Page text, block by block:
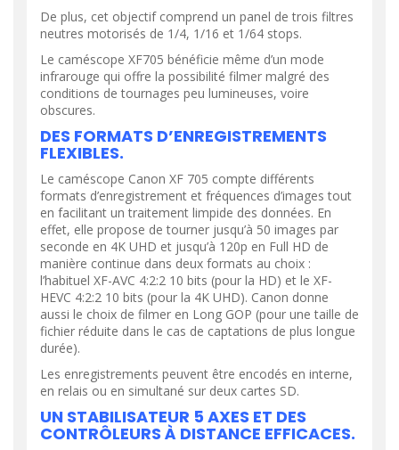
De plus, cet objectif comprend un panel de trois filtres
neutres motorisés de 1/4, 1/16 et 1/64 stops.
Le caméscope XF705 bénéficie même d’un mode
infrarouge qui offre la possibilité filmer malgré des
conditions de tournages peu lumineuses, voire
obscures.
DES FORMATS D’ENREGISTREMENTS
FLEXIBLES.
Le caméscope Canon XF 705 compte différents
formats d’enregistrement et fréquences d’images tout
en facilitant un traitement limpide des données. En
effet, elle propose de tourner jusqu’à 50 images par
seconde en 4K UHD et jusqu’à 120p en Full HD de
manière continue dans deux formats au choix :
l’habituel XF-AVC 4:2:2 10 bits (pour la HD) et le XF-
HEVC 4:2:2 10 bits (pour la 4K UHD). Canon donne
aussi le choix de filmer en Long GOP (pour une taille de
fichier réduite dans le cas de captations de plus longue
durée).
Les enregistrements peuvent être encodés en interne,
en relais ou en simultané sur deux cartes SD.
UN STABILISATEUR 5 AXES ET DES
CONTRÔLEURS À DISTANCE EFFICACES.